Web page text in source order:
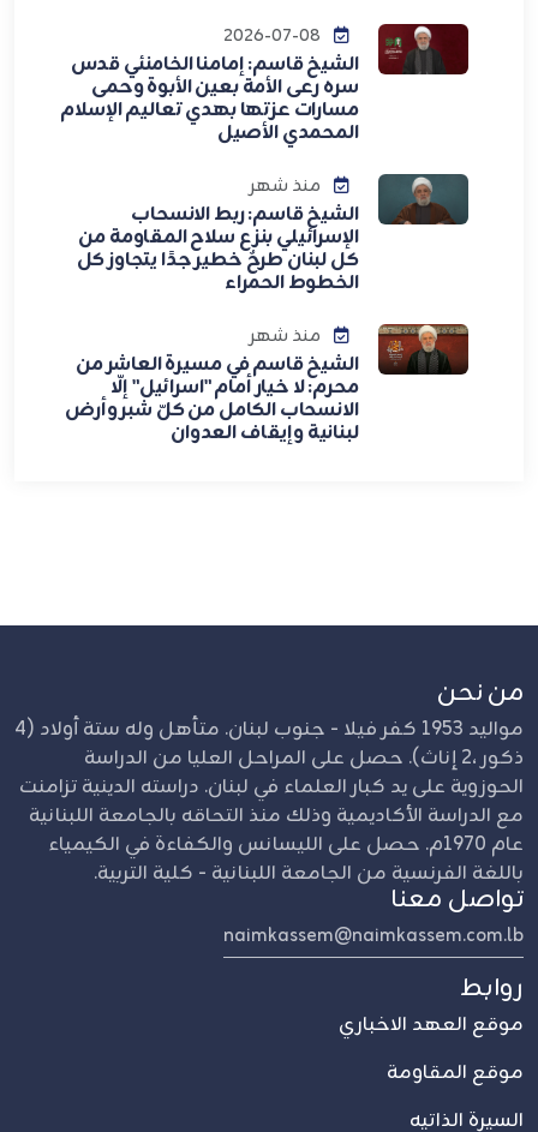
الشيخ قاسم: إمامنا الخامنئي قدس
سره رعى الأمة بعين الأبوة وحمى
مسارات عزتها بهدي تعاليم الإسلام
المحمدي الأصيل
منذ شهر
الشيخ قاسم: ربط الانسحاب
الإسرائيلي بنزع سلاح المقاومة من
كل لبنان طرحٌ خطير جدًا يتجاوز كل
الخطوط الحمراء
منذ شهر
الشيخ قاسم في مسيرة العاشر من
محرم: لا خيار أمام "اسرائيل" إلّا
الانسحاب الكامل من كلّ شبر وأرض
لبنانية وإيقاف العدوان
من نحن
مواليد 1953 كفر فيلا - جنوب لبنان. متأهل وله ستة أولاد (4
ذكور ،2 إناث). حصل على المراحل العليا من الدراسة
الحوزوية على يد كبار العلماء في لبنان. دراسته الدينية تزامنت
مع الدراسة الأكاديمية وذلك منذ التحاقه بالجامعة اللبنانية
عام 1970م. حصل على الليسانس والكفاءة في الكيمياء
باللغة الفرنسية من الجامعة اللبنانية - كلية التربية.
تواصل معنا
naimkassem@naimkassem.com.lb
روابط
موقع العهد الاخباري
موقع المقاومة
السيرة الذاتيه